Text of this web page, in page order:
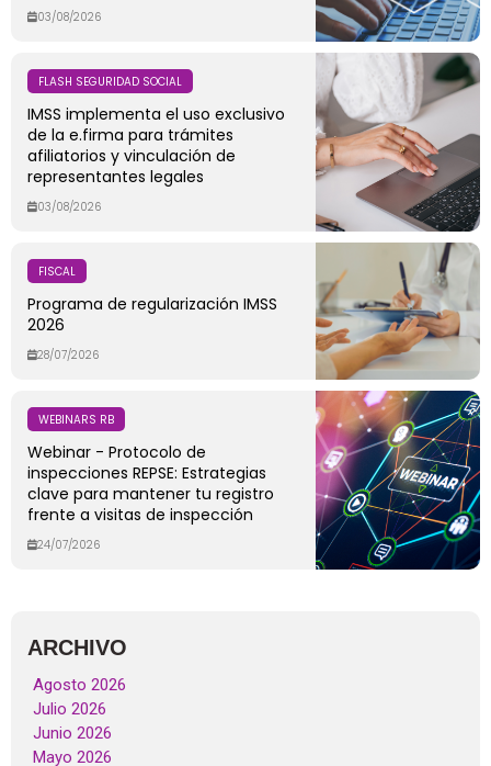
03/08/2026
FLASH SEGURIDAD SOCIAL
IMSS implementa el uso exclusivo
de la e.firma para trámites
afiliatorios y vinculación de
representantes legales
03/08/2026
FISCAL
Programa de regularización IMSS
2026
28/07/2026
WEBINARS RB
Webinar - Protocolo de
inspecciones REPSE: Estrategias
clave para mantener tu registro
frente a visitas de inspección
24/07/2026
ARCHIVO
Agosto 2026
Julio 2026
Junio 2026
Mayo 2026